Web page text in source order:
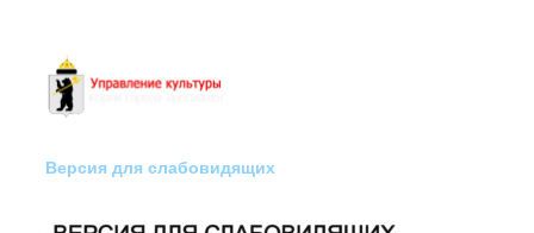
Версия для слабовидящих